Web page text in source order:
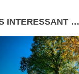
INTERESSANT …